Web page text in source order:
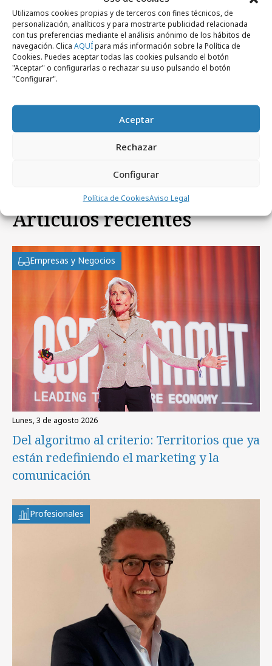
Utilizamos cookies propias y de terceros con fines técnicos, de
personalización, analíticos y para mostrarte publicidad relacionada
con tus preferencias mediante el análisis anónimo de los hábitos de
navegación. Clica AQUÍpara más información sobre la Política de
Cookies. Puedes aceptar todas las cookies pulsando el botón
"Aceptar" o configurarlas o rechazar su uso pulsando el botón
"Configurar".
Aceptar
Rechazar
Configurar
Política de CookiesAviso Legal
Dos nuevos fichajes creativos en El Ruso
de Rocky
Profesionales
lunes, 9 de abril 2012
Marta Fernández se incorpora a Infinity
Wunderman Barcelona cambia de oficinas
Artículos recientes
Empresas y Negocios
lunes, 3 de agosto 2026
Del algoritmo al criterio: Territorios que ya
están redefiniendo el marketing y la
comunicación
Profesionales